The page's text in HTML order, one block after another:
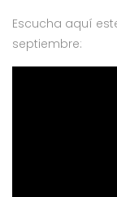
Escucha aquí
septiembre: